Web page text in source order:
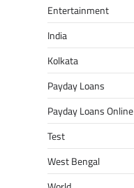
Entertainment
India
Kolkata
Payday Loans
Payday Loans Online
Test
West Bengal